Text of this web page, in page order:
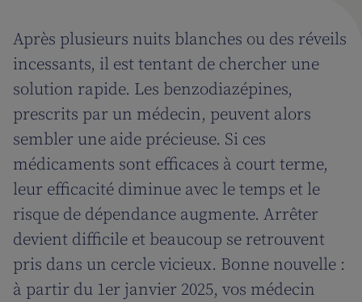
Après plusieurs nuits blanches ou des réveils
incessants, il est tentant de chercher une
solution rapide. Les benzodiazépines,
prescrits par un médecin, peuvent alors
sembler une aide précieuse. Si ces
médicaments sont efficaces à court terme,
leur efficacité diminue avec le temps et le
risque de dépendance augmente. Arrêter
devient difficile et beaucoup se retrouvent
pris dans un cercle vicieux. Bonne nouvelle :
à partir du 1er janvier 2025, vos médecin